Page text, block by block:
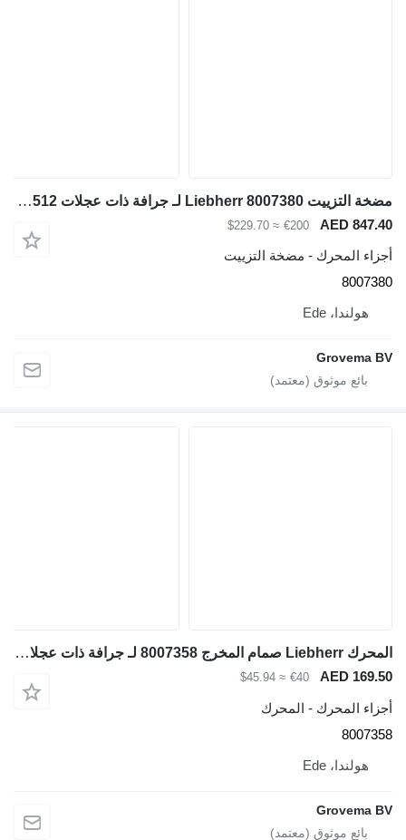
مضخة التزييت Liebherr 8007380 لـ جرافة ذات عجلات Liebherr L524 / L512
AED
€200
≈ $229.70
المحرك - مضخة التزييت
هولندا، Ede
Grovema
المحرك Liebherr صمام المخرج 8007358 لـ جرافة ذات عجلات Liebherr L526
AED
€40
≈ $45.94
المحرك - المحرك
هولندا، Ede
Grovema